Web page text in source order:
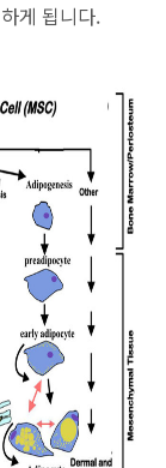
하게 됩니다.